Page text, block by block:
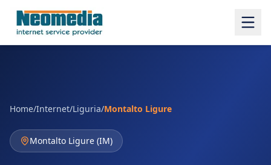
Home/Internet/Liguria/Montalto Ligure
Montalto Ligure (IM)